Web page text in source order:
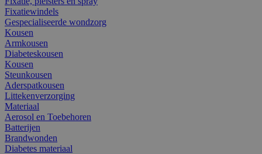
Fixatiewindels
Gespecialiseerde wondzorg
Kousen
Armkousen
Diabeteskousen
Kousen
Steunkousen
Aderspatkousen
Littekenverzorging
Materiaal
Aerosol en Toebehoren
Batterijen
Brandwonden
Diabetes materiaal